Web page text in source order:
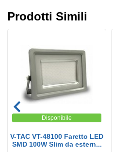
Prodotti Simili
Disponibile
V-TAC VT-48100 Faretto LED
SMD 100W Slim da estern...